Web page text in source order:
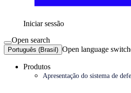
Iniciar sessão
Open search
Português (Brasil) Open language
Produtos
Apresentação do sistema de